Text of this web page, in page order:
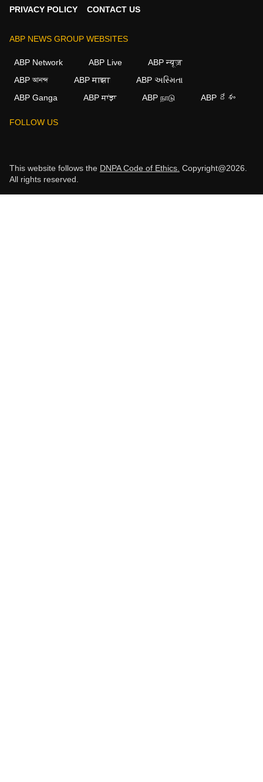
PRIVACY POLICY
CONTACT US
ABP NEWS GROUP WEBSITES
ABP Network ABP Live
ABP न्यूज़
ABP আনন্দ
ABP माझा
ABP અસ્મિતા
ABP Ganga
ABP ਸਾਂਝਾ ABP நாடு ABP దేశం
FOLLOW US
This website follows the DNPA Code of Ethics. Copyright@2026.
All rights reserved.